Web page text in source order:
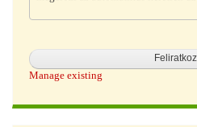
Manage existing